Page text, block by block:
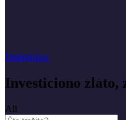
Insignitus
Investiciono zlato,
All